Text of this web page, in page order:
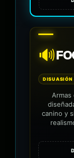
🔊
DISUASIÓN
Armas
canino y